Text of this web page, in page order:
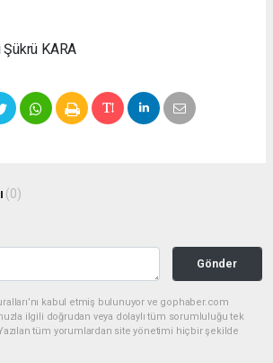
KARA
(0)
Gönder
kabul etmiş bulunuyor ve gophaber.com
ilgili doğrudan veya dolaylı tüm sorumluluğu tek
tüm yorumlardan site yönetimi hiçbir şekilde